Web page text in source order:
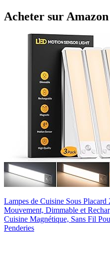
Acheter sur Amazon
Lampes de Cuisine Sous
Mouvement, Dimmable et
Cuisine Magnétique, Sans Fil
Penderies